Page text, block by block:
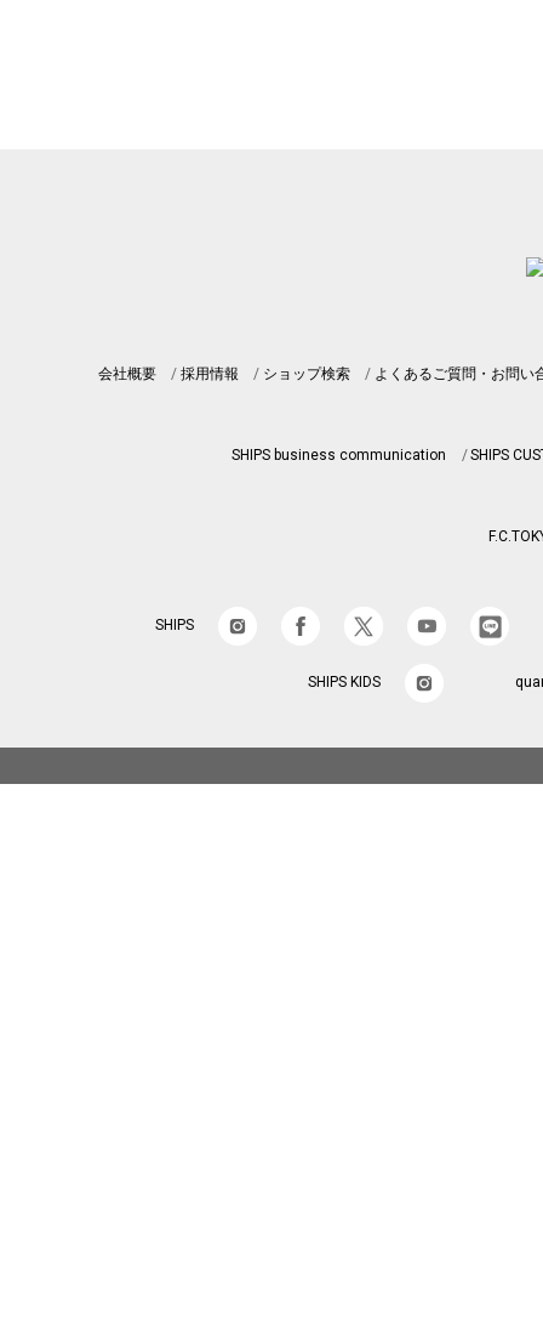
会社概要 採用情報 ショップ検索 よくあるご質問・お問い
SHIPS business communication SHIPS
SHIPS
SHIPS KIDS